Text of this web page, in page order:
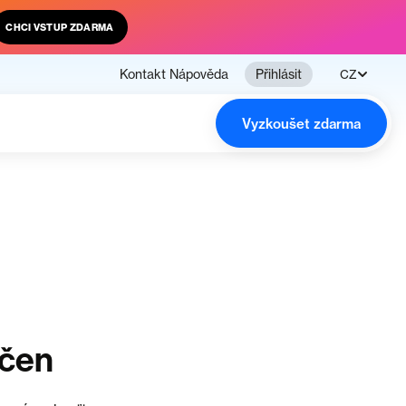
CHCI VSTUP ZDARMA
Kontakt Nápověda Přihlásit CZ
Vyzkoušet zdarma